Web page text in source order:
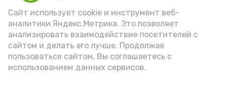
Сайт использует cookie и инструмент веб-
аналитики Яндекс.Метрика. Это позволяет
анализировать взаимодействие посетителей с
сайтом и делать его лучше. Продолжая
пользоваться сайтом, Вы соглашаетесь с
использованием данных сервисов.
Фото: Ольга Корженко Астрахань 24
рыба вобла селенские исады